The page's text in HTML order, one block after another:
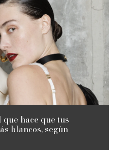
hace que tus
blancos, según